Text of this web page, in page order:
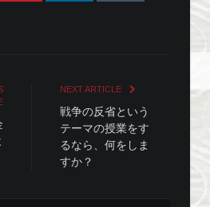
NEXT ARTICLE
戦争の反省という
テーマの授業をす
るなら、何をしま
すか？